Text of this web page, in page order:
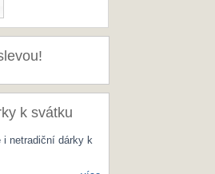
k svátku
i netradiční dárky k